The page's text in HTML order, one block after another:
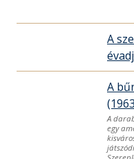
A
A
A
egy